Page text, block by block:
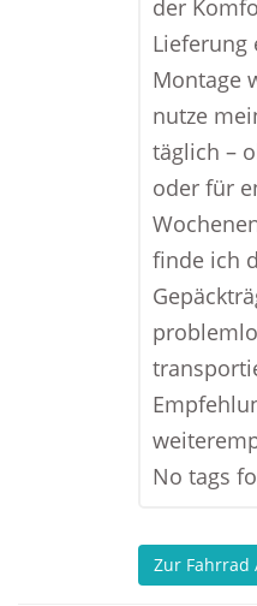
der
Lieferung
Montage
nutze
täglich –
oder für
finde ich
No tags
Zur Fahrrad